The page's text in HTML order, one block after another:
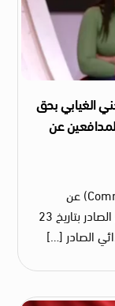
الغيابي بحق
عن
تُعرب لجنة العدالة (Committee for Justice – CFJ) عن
استنكارها البالغ لقرار محكمة الاستئناف بتونس الصادر بتاريخ 23